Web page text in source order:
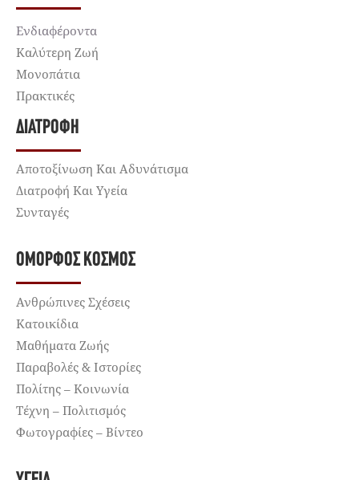
Ενδιαφέροντα
Καλύτερη Ζωή
Μονοπάτια
Πρακτικές
ΔΙΑΤΡΟΦΉ
Αποτοξίνωση Και Αδυνάτισμα
Διατροφή Και Υγεία
Συνταγές
ΌΜΟΡΦΟΣ ΚΌΣΜΟΣ
Ανθρώπινες Σχέσεις
Κατοικίδια
Μαθήματα Ζωής
Παραβολές & Ιστορίες
Πολίτης – Κοινωνία
Τέχνη – Πολιτισμός
Φωτογραφίες – Βίντεο